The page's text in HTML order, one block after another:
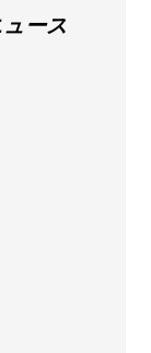
ース